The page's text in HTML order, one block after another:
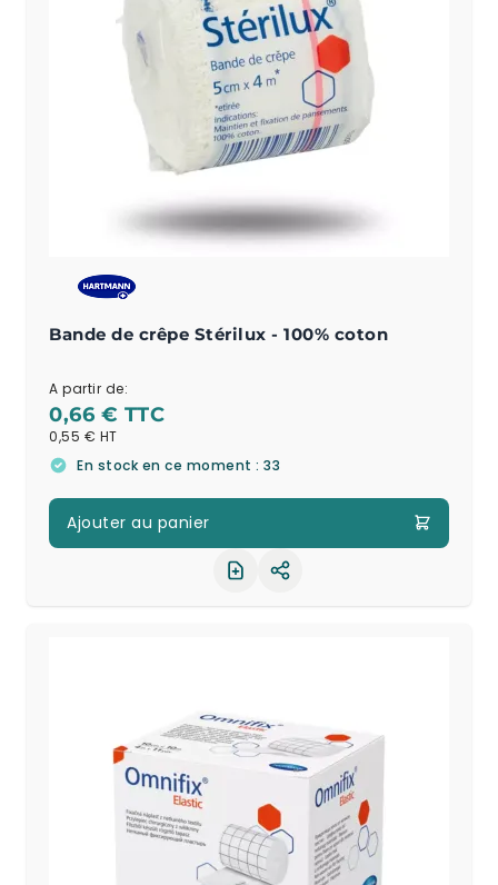
Bande de crêpe Stérilux - 100% coton
A partir de:
0,66 €
0,55 €
En stock en ce moment : 33
Ajouter au panier
Partager le produit